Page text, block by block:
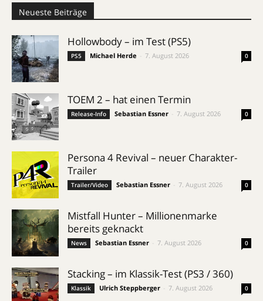
Neueste Beiträge
Hollowbody – im Test (PS5)
PS5 Michael Herde 7. August 2026 0
TOEM 2 – hat einen Termin
Release-Info Sebastian Essner 7. August 2026 0
Persona 4 Revival – neuer Charakter-
Trailer
Trailer/Video Sebastian Essner 7. August 2026 0
Mistfall Hunter – Millionenmarke
bereits geknackt
News Sebastian Essner 7. August 2026 0
Stacking – im Klassik-Test (PS3 / 360)
Klassik Ulrich Steppberger 7. August 2026 0